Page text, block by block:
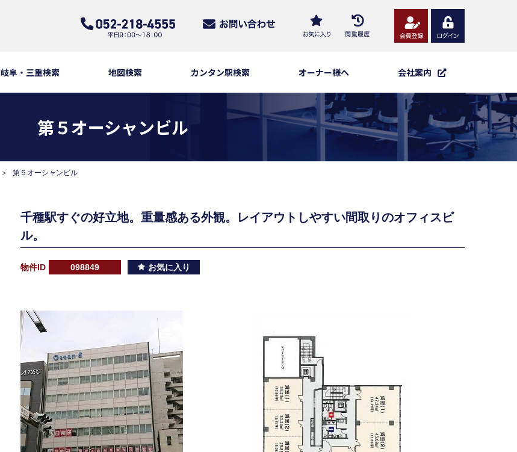
岐阜・三重検索 地図検索 カンタン駅検索 オーナー様へ 会社案内
第５オーシャンビル
第５オーシャンビル
千種駅すぐの好立地。重量感ある外観。レイアウトしやすい間取りのオフィスビ
ル。
物件ID 098849 お気に入り